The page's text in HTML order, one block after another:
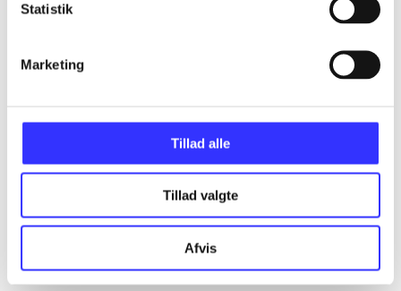
Statistik
Marketing
Tillad alle
Tillad valgte
Afvis
...
...